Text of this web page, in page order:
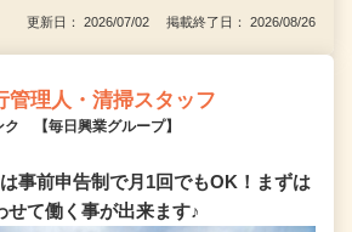
更新日： 2026/07/02 掲載終了日： 2026/08/26
管理人・清掃スタッフ
【毎日興業グループ】
事前申告制で月1回でもOK！まずは
せて働く事が出来ます♪